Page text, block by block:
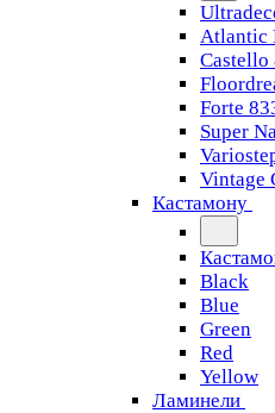
Atlantic
Castello
Forte
Super
Vintage
Кастамону
Black
Blue
Green
Red
Yellow
Ламинели